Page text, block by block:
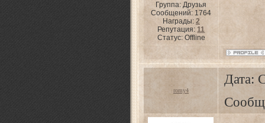
Группа: Друзья
Сообщений: 1764
Награды: 2
Репутация:11
Статус: Offline
romy4
Дата: